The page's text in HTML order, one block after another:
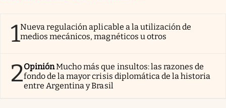
1Nueva regulación aplicable a la utilización de
medios mecánicos, magnéticos u otros
2OpiniónMucho más que insultos: las razones de
fondo de la mayor crisis diplomática de la historia
entre Argentina y Brasil